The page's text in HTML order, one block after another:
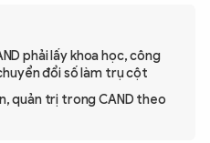
phải lấy khoa học, công
đổi số làm trụ cột
quản trị trong CAND theo